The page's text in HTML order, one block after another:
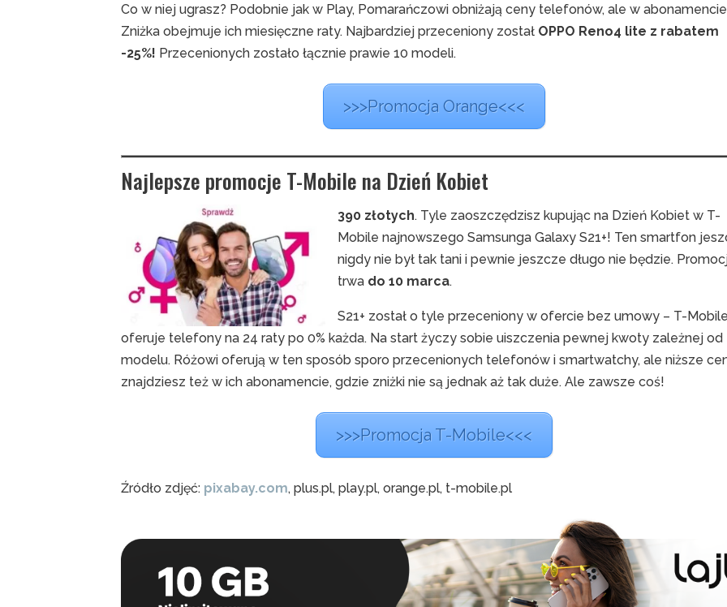
Co w niej ugrasz? Podobnie jak w Play, Pomarańczowi obniżają ceny telefonów, ale w
Zniżka obejmuje ich miesięczne raty. Najbardziej przeceniony został OPPO Reno4 lite z rabatem
-25%! Przecenionych zostało łącznie prawie 10 modeli.
>>>Promocja Orange<<<
Najlepsze promocje T-Mobile na Dzień Kobiet
390 złotych. Tyle zaoszczędzisz kupując na Dzień Kobiet w T-
Mobile najnowszego Samsunga Galaxy S21+! Ten smartfon
nigdy nie był tak tani i pewnie jeszcze długo nie będzie.
trwa do 10 marca.
S21+ został o tyle przeceniony w ofercie bez umowy – T-
oferuje telefony na 24 raty po 0% każda. Na start życzy sobie uiszczenia pewnej kwoty zależnej od
modelu. Różowi oferują w ten sposób sporo przecenionych telefonów i smartwatchy, ale niższe
znajdziesz też w ich abonamencie, gdzie zniżki nie są jednak aż tak duże. Ale zawsze coś!
>>>Promocja T-Mobile<<<
Źródło zdjęć: pixabay.com, plus.pl, play.pl, orange.pl, t-mobile.pl